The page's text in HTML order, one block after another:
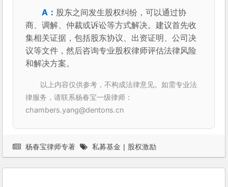
股东之间发生股权纠纷，可以通过协
商、调解、仲裁或诉讼等方式解决。建议首先收
集相关证据，包括股东协议、出资证明、公司决
议等文件，然后咨询专业股权律师评估法律风险
和解决方案。
以上内容仅供参考，不构成法律意见。如需专业法
律服务，请联系杨春宝一级律师：
chambers.yang@dentons.cn
杨春宝律师专著 私募基金 | 股权激励